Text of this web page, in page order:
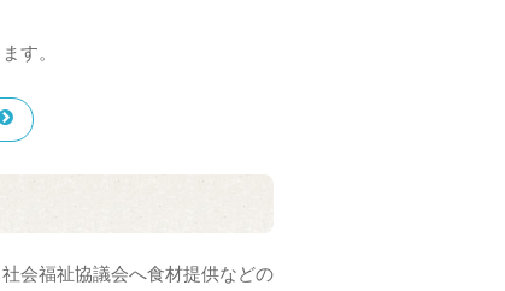
す。
会福祉協議会へ食材提供などの